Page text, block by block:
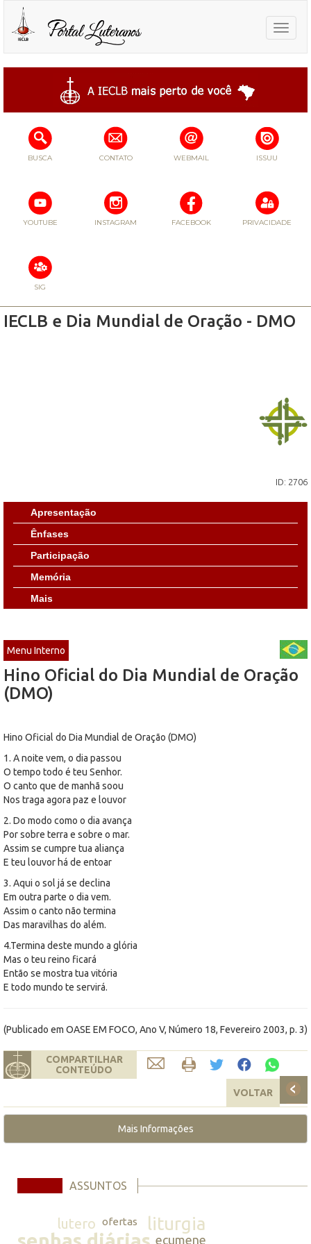
Toggle
BUSCA CONTATO WEBMAIL ISSUU
YOUTUBE INSTAGRAM FACEBOOK PRIVACIDADE
SIG
IECLB e Dia Mundial de Oração - DMO
ID: 2706
Apresentação
Ênfases
Participação
Memória
Mais
Menu Interno
Hino Oficial do Dia Mundial de Oração
(DMO)
Hino Oficial do Dia Mundial de Oração (DMO)
1. A noite vem, o dia passou
O tempo todo é teu Senhor.
O canto que de manhã soou
Nos traga agora paz e louvor
2. Do modo como o dia avança
Por sobre terra e sobre o mar.
Assim se cumpre tua aliança
E teu louvor há de entoar
3. Aqui o sol já se declina
Em outra parte o dia vem.
Assim o canto não termina
Das maravilhas do além.
4.Termina deste mundo a glória
Mas o teu reino ficará
Então se mostra tua vitória
E todo mundo te servirá.
(Publicado em OASE EM FOCO, Ano V, Número 18, Fevereiro 2003, p. 3)
COMPARTILHAR
CONTEÚDO
VOLTAR
Mais Informações
ASSUNTOS
lutero ofertas liturgia
ecumene